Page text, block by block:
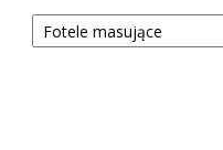
Kategorie